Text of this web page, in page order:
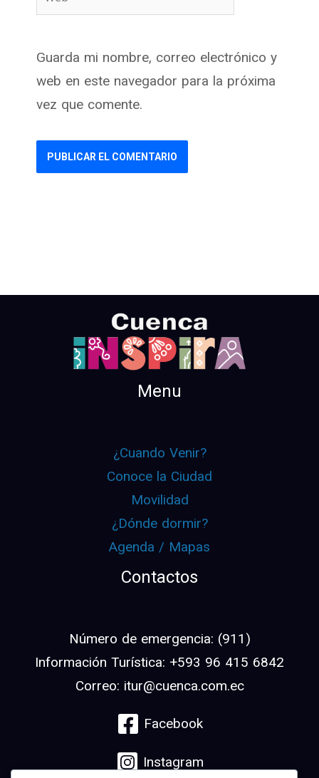
Guarda mi nombre, correo electrónico y
web en este navegador para la próxima
vez que comente.
Menu
¿Cuando Venir?
Conoce la Ciudad
Movilidad
¿Dónde dormir?
Agenda / Mapas
Contactos
Número de emergencia: (911)
Información Turística: +593 96 415 6842
Correo: itur@cuenca.com.ec
Facebook
Instagram